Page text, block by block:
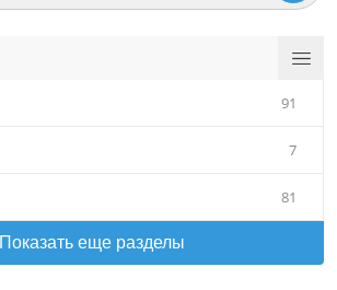
91
7
81
Показать еще разделы